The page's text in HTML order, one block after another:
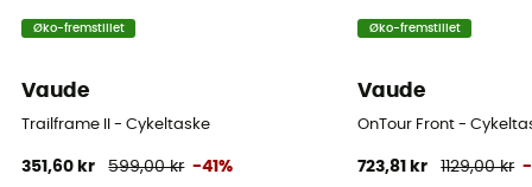
Øko-fremstillet
Vaude
Trailframe II - Cykeltaske
351,60 kr 599,00 kr -41%
Øko-fremstillet
Vaude
OnTour Front -
723,81 kr 1129,00 kr -